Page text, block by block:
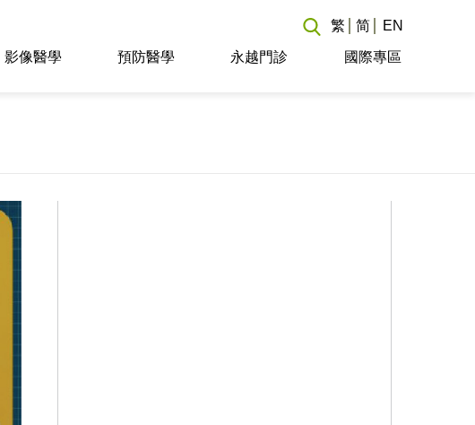
影像醫學 預防醫學 永越門診 國際專區
繁 简 EN